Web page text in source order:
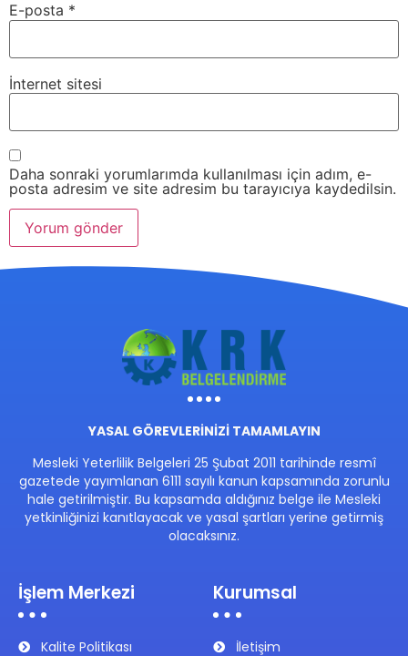
E-posta *
İnternet sitesi
Daha sonraki yorumlarımda kullanılması için adım, e-
posta adresim ve site adresim bu tarayıcıya kaydedilsin.
YASAL GÖREVLERİNİZİ TAMAMLAYIN
Mesleki Yeterlilik Belgeleri 25 Şubat 2011 tarihinde resmî
gazetede yayımlanan 6111 sayılı kanun kapsamında zorunlu
hale getirilmiştir. Bu kapsamda aldığınız belge ile Mesleki
yetkinliğinizi kanıtlayacak ve yasal şartları yerine getirmiş
olacaksınız.
İşlem Merkezi
Kalite Politikası
Kurumsal
İletişim